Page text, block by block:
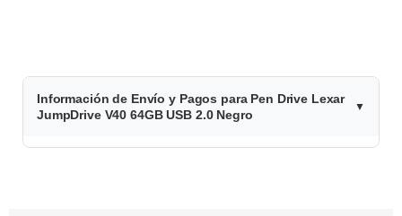
$
2
1
Información de Envío y Pagos para Pen Drive Lexar
JumpDrive V40 64GB USB 2.0 Negro